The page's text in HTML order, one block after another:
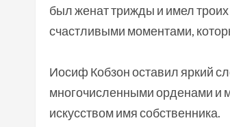
был женат трижды и имел
счастливыми моментами,
Иосиф Кобзон оставил яркий
многочисленными орденами и
искусством имя собственника.